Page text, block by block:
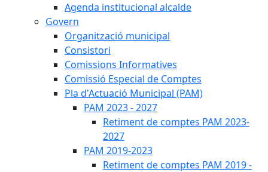
Agenda institucional alcalde
Govern
Organització municipal
Consistori
Comissions Informatives
Comissió Especial de Comptes
Pla d'Actuació Municipal (PAM)
PAM 2023 - 2027
Retiment de comptes PAM 2023-
2027
PAM 2019-2023
Retiment de comptes PAM 2019 -